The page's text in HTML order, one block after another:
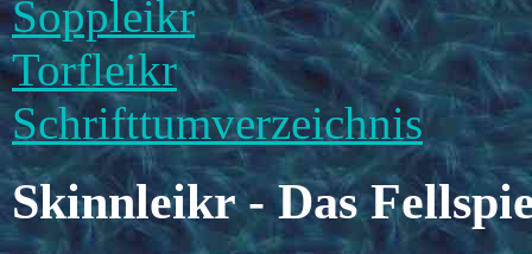
Soppleikr
Torfleikr
Schrifttumverzeichnis
Skinnleikr - Das